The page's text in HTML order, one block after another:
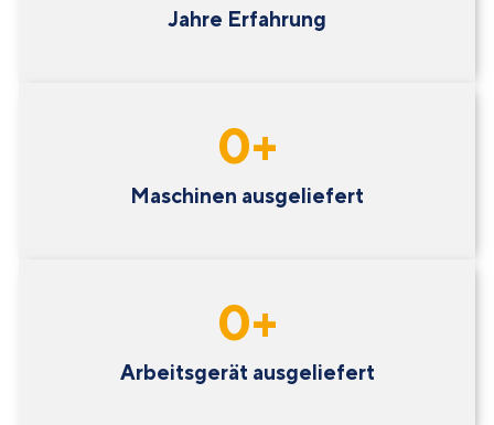
Jahre Erfahrung
Maschinen ausgeliefert
0+
Arbeitsgerät ausgeliefert
0+